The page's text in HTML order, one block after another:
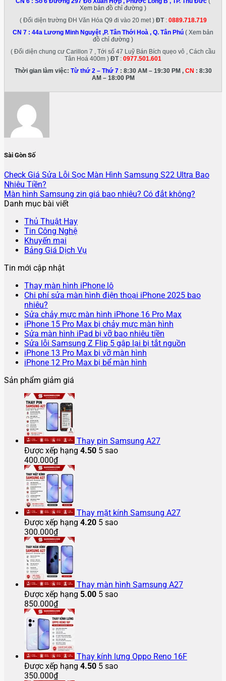
Xem bản đồ chỉ đường )
( Đối diện trường ĐH Văn Hóa Q9 đi vào 20 met ) ĐT: 0889.718.719
CN 7 : 44a Lương Minh Nguyệt ,P. Tân Thới Hoà , Q. Tân Phú ( Xem bản
đồ chỉ đường )
( Đối diện chung cư Carillon 7 , Tới số 47 Luỹ Bán Bích quẹo vô , Cách cầu
Tân Hoá 400m ) ĐT: 0977.501.601
Thời gian làm việc: Từ thứ 2 – Thứ 7: 8:30 AM – 19:30 PM , CN : 8:30
AM – 18:00 PM
Sài Gòn Số
Check Giá Sửa Lỗi Sọc Màn Hình Samsung S22 Ultra Bao
Nhiêu Tiền?
Màn hình Samsung zin giá bao nhiêu? Có đắt không?
Danh mục bài viết
Thủ Thuật Hay
Tin Công Nghệ
Khuyến mại
Bảng Giá Dịch Vụ
Tin mới cập nhật
Thay màn hình iPhone lôKhông
có
luận
ở
Thay
màn
hình
iPhone
Chi phí sửa màn hình điện thoại iPhone 2025 bao
nhiêu?
có
bình
luận
ở
Chi
phí
màn
điện
thoại
iPhone
2025
bao
nhiêu?
Sửa chảy mực màn hình iPhone 16 Pro MaxKhông
luận
iPhone 15 Pro Max bị chảy mực màn hình
bình
Sửa màn hình iPad bị vỡ bao nhiêu tiền
có
Sửa lỗi Samsung Z Flip 5 gập lại bị tắt nguồn
iPhone 13 Pro Max bị vỡ màn hình
bị
vỡ
iPhone 12 Pro Max bị bể màn hình
Max
bị
Sản phẩm giảm giá
Thay pin Samsung A27
Được xếp hạng 4.50 5 sao
400.000₫
Thay mặt kính Samsung A27
Được xếp hạng 4.20 5 sao
300.000₫
Thay màn hình Samsung A27
Được xếp hạng 5.00 5 sao
850.000₫
Thay kính lưng Oppo Reno 16F
Được xếp hạng 4.50 5 sao
350.000₫